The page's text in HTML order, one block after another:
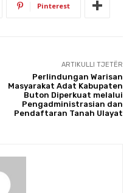
Pinterest
ARTIKULLI TJETËR
Perlindungan Warisan
Masyarakat Adat Kabupaten
Buton Diperkuat melalui
Pengadministrasian dan
Pendaftaran Tanah Ulayat